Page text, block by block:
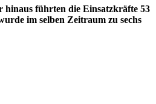
hinaus führten die Einsatzkräfte 53
im selben Zeitraum zu sechs